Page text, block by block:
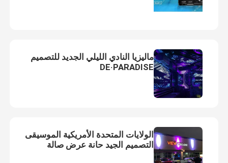
RGB بقيادة قطاع الخفيفة
أضواء LED بكسل
شاشة LED شبكية
ماليزيا النادي الليلي الجديد للتصميم
DE·PARADISE
الولايات المتحدة الأمريكية الموسيقى
التصميم الجيد حانة عرض صالة